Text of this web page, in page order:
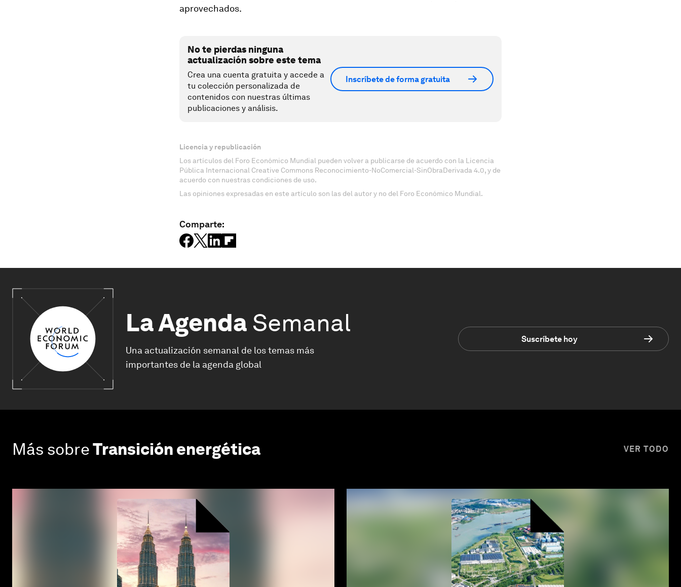
aprovechados.
No te pierdas ninguna
actualización sobre este tema
Crea una cuenta gratuita y accede a
tu colección personalizada de
contenidos con nuestras últimas
publicaciones y análisis.
Inscríbete de forma gratuita
Licencia y republicación
Los artículos del Foro Económico Mundial pueden volver a publicarse de acuerdo con la Licencia
Pública Internacional Creative Commons Reconocimiento-NoComercial-SinObraDerivada 4.0, y de
acuerdo con nuestras condiciones de uso.
Las opiniones expresadas en este artículo son las del autor y no del Foro Económico Mundial.
Comparte:
La Agenda Semanal
Una actualización semanal de los temas más
importantes de la agenda global
Suscríbete hoy
Más sobreTransición energética VER TODO